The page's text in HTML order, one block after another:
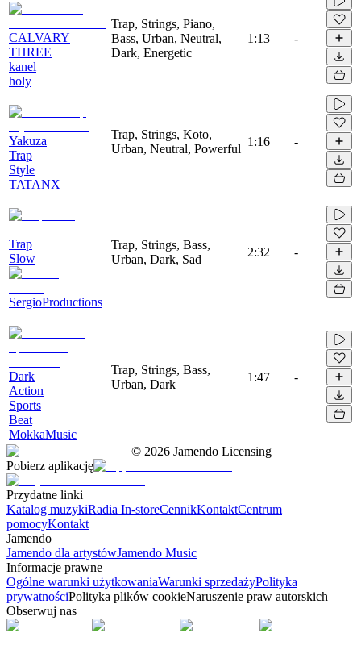
CALVARY
THREE
kanel
holy
Trap, Strings, Piano,
Bass, Urban, Neutral,
Dark, Energetic
1:13 -
Yakuza
Trap
Style
TATANX
Trap, Strings, Koto,
Urban, Neutral, Powerful
1:16 -
Trap
Slow
SergioProductions
Trap, Strings, Bass,
Urban, Dark, Sad
2:32 -
Dark
Action
Sports
Beat
MokkaMusic
Trap, Strings, Bass,
Urban, Dark
1:47 -
© 2026 Jamendo Licensing
Pobierz aplikację
Przydatne linki
Katalog muzykiRadia In-storeCennikKontaktCentrum
pomocyKontakt
Jamendo
Jamendo dla artystówJamendo Music
Informacje prawne
Ogólne warunki użytkowaniaWarunki sprzedażyPolityka
prywatnościPolityka plików cookieNaruszenie praw autorskich
Obserwuj nas